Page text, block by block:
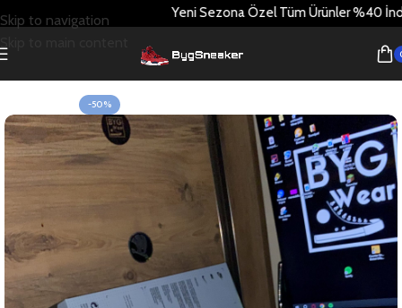
Skip to navigation
Yeni Sezona Özel Tüm Ürünler %40 İndirimde!
Ev
-50%